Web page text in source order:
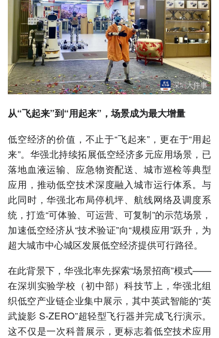
从“飞起来”到“用起来”，场景成为最大增量
低空经济的价值，不止于“飞起来”，更在于“用起
来”。华强北持续拓展低空经济多元应用场景，已
落地血液运输、应急物资配送、城市巡检等典型
应用，推动低空技术深度融入城市运行体系。与
此同时，华强北布局停机坪、航线网络及调度系
统，打造“可体验、可运营、可复制”的示范场景，
加速低空经济从“技术验证”向“规模应用”跃升，为
超大城市中心城区发展低空经济提供可行路径。
在此背景下，华强北率先探索“场景招商”模式——
在深圳实验学校（初中部）科技节上，华强北组
织低空产业链企业集中展示，其中英武智能的“英
武旋影 S-ZERO”超轻型飞行器并完成飞行演示。
这不仅是一次科普展示，更标志着低空技术应用